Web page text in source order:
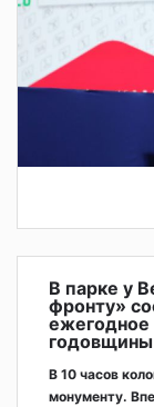
В парке у
фронту»
ежегодное
В 10 часов
монументу.